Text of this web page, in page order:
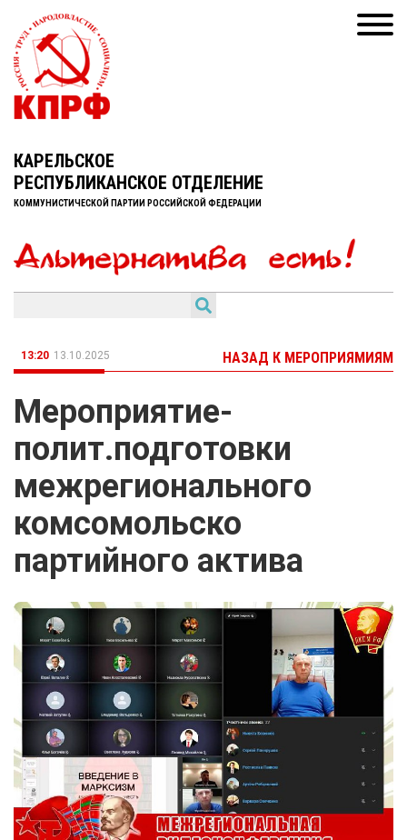
КАРЕЛЬСКОЕ
РЕСПУБЛИКАНСКОЕ ОТДЕЛЕНИЕ
КОММУНИСТИЧЕСКОЙ ПАРТИИ РОССИЙСКОЙ ФЕДЕРАЦИИ
13:20 13.10.2025 НАЗАД К МЕРОПРИЯМИЯМ
Мероприятие-
полит.подготовки
межрегионального
комсомольско
партийного актива